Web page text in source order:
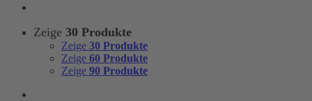
Zeige 30 Produkte
Zeige 30 Produkte
Zeige 60 Produkte
Zeige 90 Produkte